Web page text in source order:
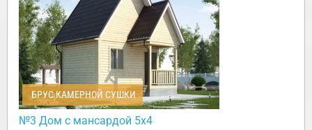
БРУС КАМЕРНОЙ СУШКИ
№3 Дом с мансардой 5х4